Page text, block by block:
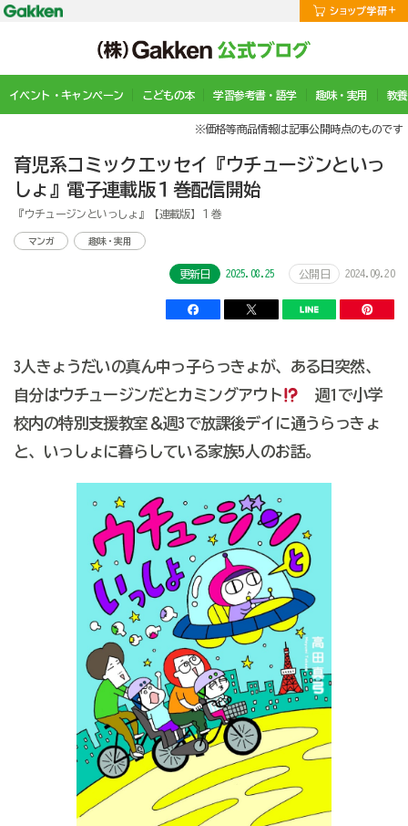
イベント・キャンペーン こどもの本 学習参考書・語学 趣味・実用 教
※価格等商品情報は記事公開時点のものです
育児系コミックエッセイ『ウチュージンといっ
しょ』電子連載版１巻配信開始
『ウチュージンといっしょ』【連載版】１巻
マンガ 趣味・実用
更新日 2025.08.25 公開日 2024.09.20
3人きょうだいの真ん中っ子らっきょが、ある日突然、
自分はウチュージンだとカミングアウト
週1で小学
校内の特別支援教室＆週3で放課後デイに通うらっきょ
と、いっしょに暮らしている家族5人のお話。